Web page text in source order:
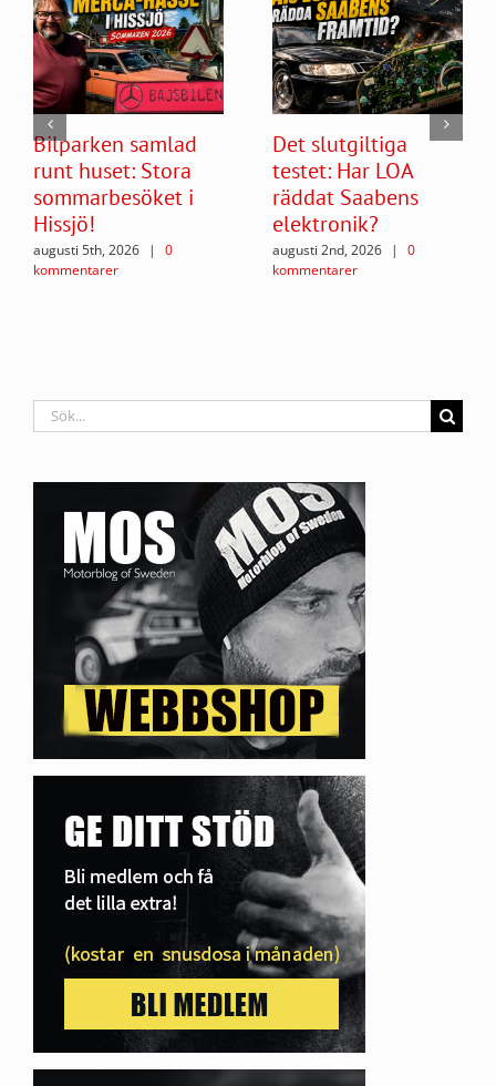
Bilparken samlad
runt huset: Stora
sommarbesöket i
Hissjö!
augusti 5th, 2026 |
0
kommentarer
Det slutgiltiga
testet: Har LOA
räddat Saabens
elektronik?
augusti 2nd, 2026 |
0
kommentarer
Sök
efter: